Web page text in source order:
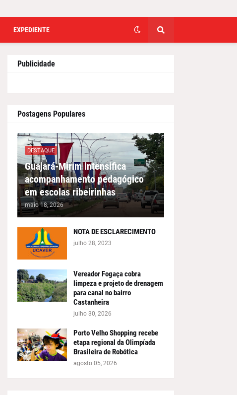
EXPEDIENTE
Publicidade
Postagens Populares
DESTAQUE
Guajará-Mirim intensifica
acompanhamento pedagógico
em escolas ribeirinhas
maio 18, 2026
NOTA DE ESCLARECIMENTO
julho 28, 2023
Vereador Fogaça cobra
limpeza e projeto de drenagem
para canal no bairro
Castanheira
julho 30, 2026
Porto Velho Shopping recebe
etapa regional da Olimpíada
Brasileira de Robótica
agosto 05, 2026